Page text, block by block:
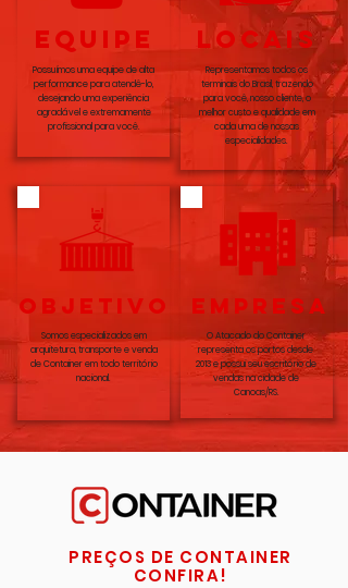
equipe
Possuímos uma equipe de alta
performance para atendê-lo,
desejando uma experiência
agradável e extremamente
profissional para você.
LOCAIS
Representamos todos os
terminais do Brasil, trazendo
para você, nosso cliente, o
melhor custo e qualidade em
cada uma de nossas
especialidades.
OBJETIVO
Somos especializados em
arquitetura, transporte e venda
de Container em todo território
nacional.
EMPRESA
O Atacado do Container
representa os portos desde
2013 e possui seu escritório de
vendas na cidade de
Canoas/RS.
PREÇOS DE CONTAINER
CONFIRA!